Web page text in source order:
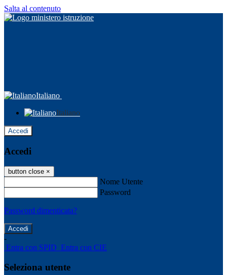
Salta al contenuto
Italiano
Italiano
Accedi
Accedi
button close ×
Nome Utente
Password
Password dimenticata?
-
Entra con SPID Entra con CIE
Seleziona utente